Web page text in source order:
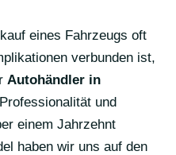
eines Fahrzeugs oft
verbunden ist,
Autohändler in
und
einem Jahrzehnt
haben wir uns auf den